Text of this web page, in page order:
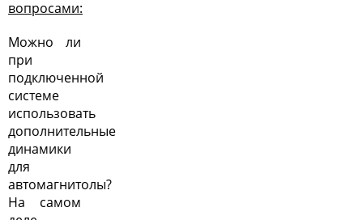
вопросами:
Можно ли
при
подключенной
системе
использовать
дополнительные
динамики
для
автомагнитолы?
На самом